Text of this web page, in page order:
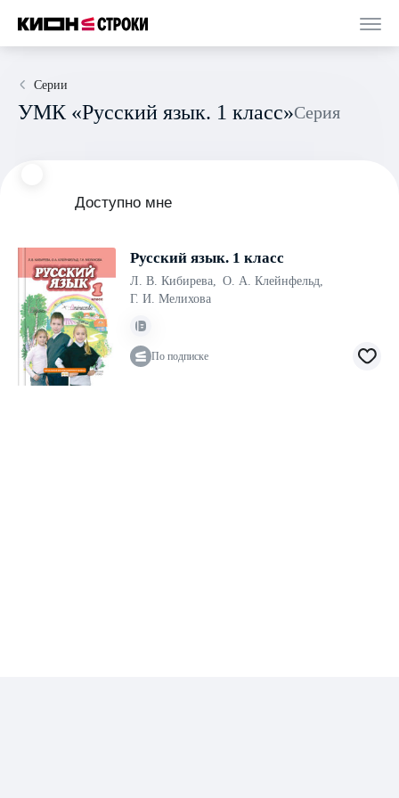
Серии
УМК «Русский язык. 1 класс» Серия
Доступно мне
Русский язык. 1 класс
Л. В. Кибирева, О. А. Клейнфельд,
Г. И. Мелихова
По подписке